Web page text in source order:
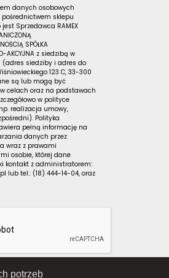
potrzeb
danych osobowych
sklepu
Sprzedawca RAMEX
SPÓŁKA
AKCYJNA z siedzibą w
(adres siedziby i adres do
123 C, 33-300
są lub mogą być
celach oraz na podstawach
w polityce
realizacja umowy,
Polityka
pełną informację na
danych przez
wraz z prawami
osobie, której dane
kontakt z administratorem:
lub tel.: (18) 444-14-04, oraz